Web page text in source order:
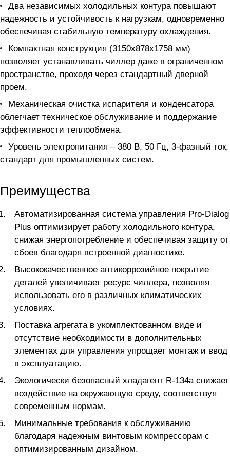
Два независимых холодильных контура повышают
надежность и устойчивость к нагрузкам, одновременно
обеспечивая стабильную температуру охлаждения.
Компактная конструкция (3150x878x1758 мм)
позволяет устанавливать чиллер даже в ограниченном
пространстве, проходя через стандартный дверной
проем.
Механическая очистка испарителя и конденсатора
облегчает техническое обслуживание и поддержание
эффективности теплообмена.
Уровень электропитания – 380 В, 50 Гц, 3-фазный ток,
стандарт для промышленных систем.
Преимущества
Автоматизированная система управления Pro-Dialog
Plus оптимизирует работу холодильного контура,
снижая энергопотребление и обеспечивая защиту от
сбоев благодаря встроенной диагностике.
Высококачественное антикоррозийное покрытие
деталей увеличивает ресурс чиллера, позволяя
использовать его в различных климатических
условиях.
Поставка агрегата в укомплектованном виде и
отсутствие необходимости в дополнительных
элементах для управления упрощает монтаж и ввод
в эксплуатацию.
Экологически безопасный хладагент R-134a снижает
воздействие на окружающую среду, соответствуя
современным нормам.
Минимальные требования к обслуживанию
благодаря надежным винтовым компрессорам с
оптимизированным дизайном.